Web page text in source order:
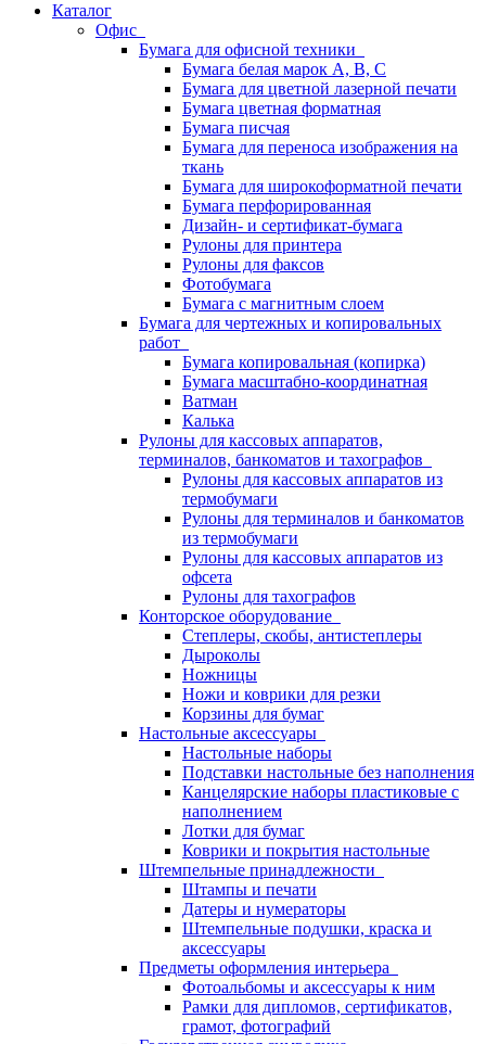
Каталог
Офис
Бумага для офисной техники
Бумага белая марок А, В, С
Бумага для цветной лазерной печати
Бумага цветная форматная
Бумага писчая
Бумага для переноса изображения на
ткань
Бумага для широкоформатной печати
Бумага перфорированная
Дизайн- и сертификат-бумага
Рулоны для принтера
Рулоны для факсов
Фотобумага
Бумага с магнитным слоем
Бумага для чертежных и копировальных
работ
Бумага копировальная (копирка)
Бумага масштабно-координатная
Ватман
Калька
Рулоны для кассовых аппаратов,
терминалов, банкоматов и тахографов
Рулоны для кассовых аппаратов из
термобумаги
Рулоны для терминалов и банкоматов
из термобумаги
Рулоны для кассовых аппаратов из
офсета
Рулоны для тахографов
Конторское оборудование
Степлеры, скобы, антистеплеры
Дыроколы
Ножницы
Ножи и коврики для резки
Корзины для бумаг
Настольные аксессуары
Настольные наборы
Подставки настольные без наполнения
Канцелярские наборы пластиковые с
наполнением
Лотки для бумаг
Коврики и покрытия настольные
Штемпельные принадлежности
Штампы и печати
Датеры и нумераторы
Штемпельные подушки, краска и
аксессуары
Предметы оформления интерьера
Фотоальбомы и аксессуары к ним
Рамки для дипломов, сертификатов,
грамот, фотографий